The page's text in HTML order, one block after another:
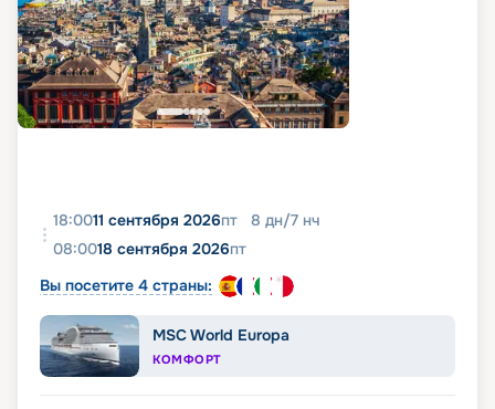
18:0011 сентября 2026пт 8 дн/7 нч
08:0018 сентября 2026пт
Вы посетите 4 страны:
MSC World Europa
КОМФОРТ